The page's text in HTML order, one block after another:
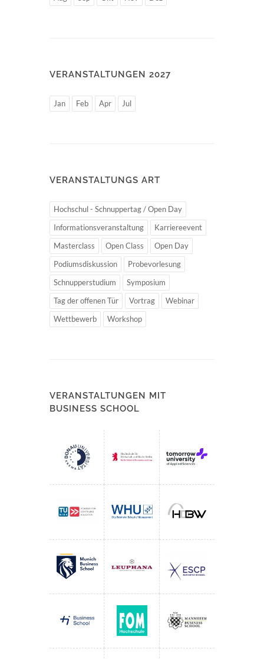
VERANSTALTUNGEN 2027
Jan Feb Apr Jul
VERANSTALTUNGS ART
Hochschul - Schnuppertag / Open Day
Informationsveranstaltung
Karriereevent
Masterclass
Open Class
Open Day
Podiumsdiskussion
Probevorlesung
Schnupperstudium
Symposium
Tag der offenen Tür
Vortrag
Webinar
Wettbewerb
Workshop
VERANSTALTUNGEN MIT
BUSINESS SCHOOL